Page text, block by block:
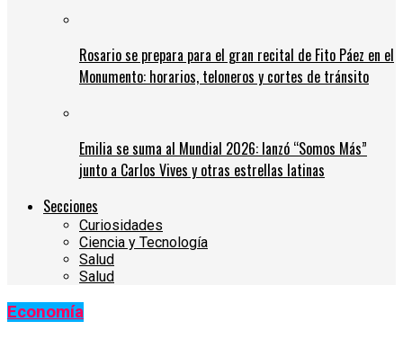
Rosario se prepara para el gran recital de Fito Páez en el
Monumento: horarios, teloneros y cortes de tránsito
Emilia se suma al Mundial 2026: lanzó “Somos Más”
junto a Carlos Vives y otras estrellas latinas
Secciones
Curiosidades
Ciencia y Tecnología
Salud
Salud
Economía